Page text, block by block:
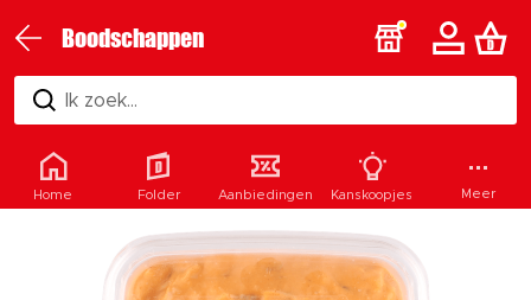
Boodschappen
Ik zoek...
Home Folder Aanbiedingen Kanskoopjes Meer